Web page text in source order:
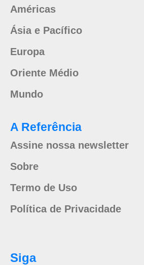
Américas
Ásia e Pacífico
Europa
Oriente Médio
Mundo
A Referência
Assine nossa newsletter
Sobre
Termo de Uso
Política de Privacidade
Siga